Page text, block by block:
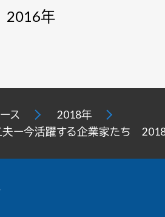
2016年
ス
2018年
夫ー今活躍する企業家たち